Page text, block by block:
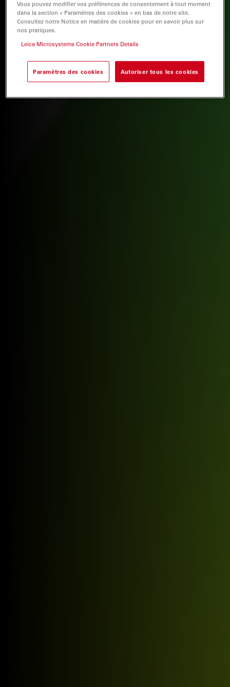
Vous pouvez modifier vos préférences de consentement à tout moment
dans la section « Paramètres des cookies » en bas de notre site.
Consultez notre Notice en matière de cookies pour en savoir plus sur
nos pratiques.
Leica Microsystems Cookie Partners Details
Paramètres des cookies Autoriser tous les cookies